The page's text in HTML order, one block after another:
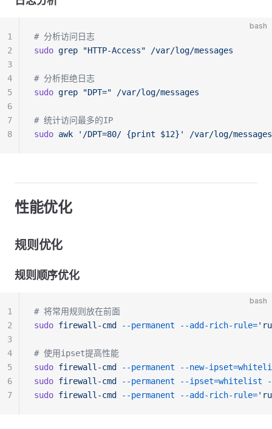
bash
# 分析访问日志
sudo grep "HTTP-Access" /var/log/messages
# 分析拒绝日志
sudo grep "DPT=" /var/log/messages
# 统计访问最多的IP
sudo awk '/DPT=80/ {print $12}' /var/log/messages
1
2
3
4
5
6
7
8
性能优化
规则优化
规则顺序优化
bash
# 将常用规则放在前面
sudo firewall-cmd --permanent --add-rich-rule=
# 使用ipset提高性能
sudo firewall-cmd --permanent --new-
sudo firewall-cmd --permanent --ipset=whitelist
sudo firewall-cmd --permanent --add-rich-rule=
1
2
3
4
5
6
7